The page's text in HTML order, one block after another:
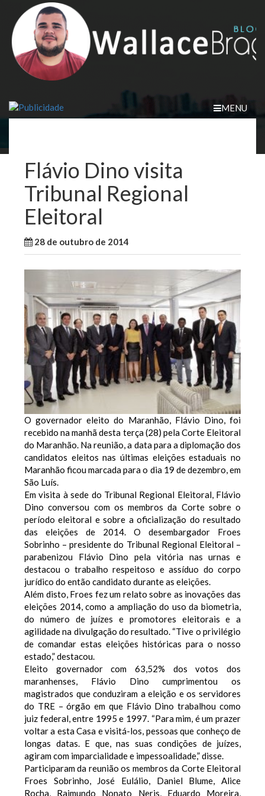
content
MENU
Flávio Dino visita
Tribunal Regional
Eleitoral
28 de outubro de 2014
O governador eleito do Maranhão, Flávio Dino, foi
recebido na manhã desta terça (28) pela Corte Eleitoral
do Maranhão. Na reunião, a data para a diplomação dos
candidatos eleitos nas últimas eleições estaduais no
Maranhão ficou marcada para o dia 19 de dezembro, em
São Luís.
Em visita à sede do Tribunal Regional Eleitoral, Flávio
Dino conversou com os membros da Corte sobre o
período eleitoral e sobre a oficialização do resultado
das eleições de 2014. O desembargador Froes
Sobrinho – presidente do Tribunal Regional Eleitoral –
parabenizou Flávio Dino pela vitória nas urnas e
destacou o trabalho respeitoso e assíduo do corpo
jurídico do então candidato durante as eleições.
Além disto, Froes fez um relato sobre as inovações das
eleições 2014, como a ampliação do uso da biometria,
do número de juízes e promotores eleitorais e a
agilidade na divulgação do resultado. “Tive o privilégio
de comandar estas eleições históricas para o nosso
estado,” destacou.
Eleito governador com 63,52% dos votos dos
maranhenses, Flávio Dino cumprimentou os
magistrados que conduziram a eleição e os servidores
do TRE – órgão em que Flávio Dino trabalhou como
juiz federal, entre 1995 e 1997. “Para mim, é um prazer
voltar a esta Casa e visitá-los, pessoas que conheço de
longas datas. E que, nas suas condições de juízes,
agiram com imparcialidade e impessoalidade,” disse.
Participaram da reunião os membros da Corte Eleitoral
Froes Sobrinho, José Eulálio, Daniel Blume, Alice
Rocha, Raimundo Nonato Neris, Eduardo Moreira,